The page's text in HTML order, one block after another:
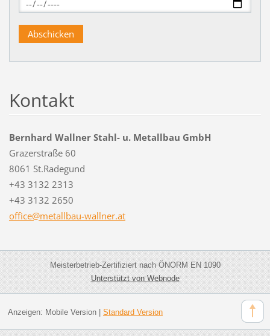
Kontakt
Bernhard Wallner Stahl- u. Metallbau GmbH
Grazerstraße 60
8061 St.Radegund
+43 3132 2313
+43 3132 2650
office@metallbau-wallner.at
Meisterbetrieb-Zertifiziert nach ÖNORM EN 1090
Unterstützt von Webnode
Anzeigen: Mobile Version| Standard Version